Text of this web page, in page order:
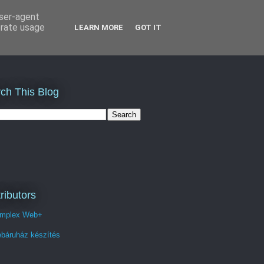
This Blog
Web+
készítés
agent
usage
LEARN MORE GOT IT